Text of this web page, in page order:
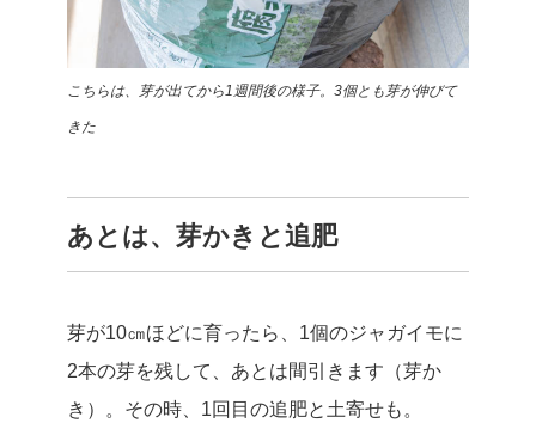
こちらは、芽が出てから1週間後の様子。3個とも芽が伸びて
きた
あとは、芽かきと追肥
芽が10㎝ほどに育ったら、1個のジャガイモに
2本の芽を残して、あとは間引きます（芽か
き）。その時、1回目の追肥と土寄せも。